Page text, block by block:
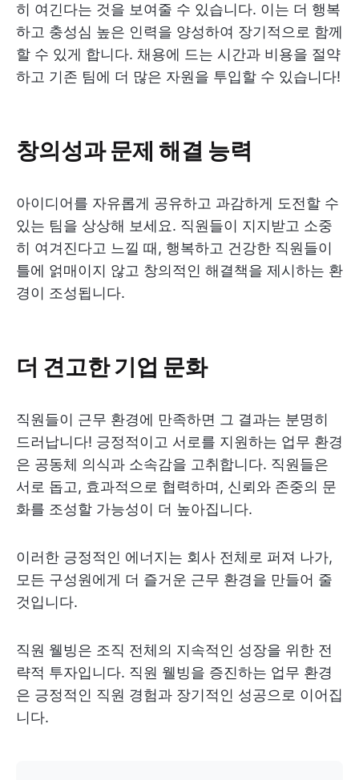
히 여긴다는 것을 보여줄 수 있습니다. 이는 더 행복
하고 충성심 높은 인력을 양성하여 장기적으로 함께
할 수 있게 합니다. 채용에 드는 시간과 비용을 절약
하고 기존 팀에 더 많은 자원을 투입할 수 있습니다!
창의성과 문제 해결 능력
아이디어를 자유롭게 공유하고 과감하게 도전할 수
있는 팀을 상상해 보세요. 직원들이 지지받고 소중
히 여겨진다고 느낄 때, 행복하고 건강한 직원들이
틀에 얽매이지 않고 창의적인 해결책을 제시하는 환
경이 조성됩니다.
더 견고한 기업 문화
직원들이 근무 환경에 만족하면 그 결과는 분명히
드러납니다! 긍정적이고 서로를 지원하는 업무 환경
은 공동체 의식과 소속감을 고취합니다. 직원들은
서로 돕고, 효과적으로 협력하며, 신뢰와 존중의 문
화를 조성할 가능성이 더 높아집니다.
이러한 긍정적인 에너지는 회사 전체로 퍼져 나가,
모든 구성원에게 더 즐거운 근무 환경을 만들어 줄
것입니다.
직원 웰빙은 조직 전체의 지속적인 성장을 위한 전
략적 투자입니다. 직원 웰빙을 증진하는 업무 환경
은 긍정적인 직원 경험과 장기적인 성공으로 이어집
니다.